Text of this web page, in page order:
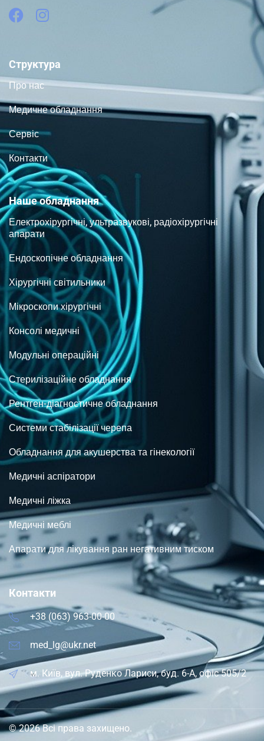
Структура
Про нас
Медичне обладнання
Сервіс
Контакти
Наше обладнання
Електрохірургічні, ультразвукові, радіохірургічні
апарати
Ендоскопічне обладнання
Хірургічні світильники
Мікроскопи хірургічні
Консолі медичні
Модульні операційні
Стерилізаційне обладнання
Рентген-діагностичне обладнання
Системи стабілізації черепа
Обладнання для акушерства та гінекології
Медичні аспіратори
Медичні ліжка
Медичні меблі
Апарати для лікування ран негативним тиском
Контакти
+38 (063) 963-00-00
med_lg@ukr.net
м. Київ, вул. Руденко Лариси, буд. 6-А, офіс 505/2
© 2026 Всі права захищено.